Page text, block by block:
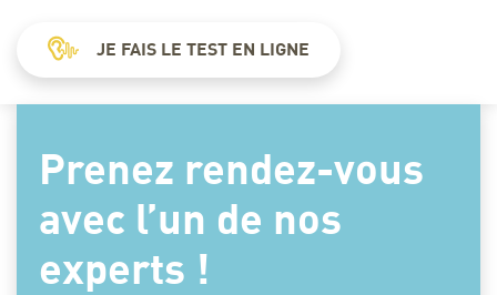
JE FAIS LE TEST EN LIGNE
Prenez rendez-vous
avec l’un de nos
experts !